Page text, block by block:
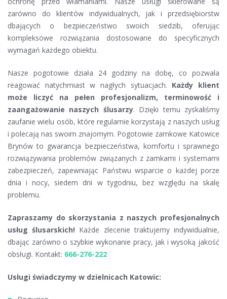
zarówno do klientów indywidualnych, jak i przedsiębiorstw
dbających o bezpieczeństwo swoich siedzib, oferując
kompleksowe rozwiązania dostosowane do specyficznych
wymagań każdego obiektu.
Nasze pogotowie działa 24 godziny na dobę, co pozwala
reagować natychmiast w nagłych sytuacjach. Każdy klient
może liczyć na pełen profesjonalizm, terminowość i
zaangażowanie naszych ślusarzy. Dzięki temu zyskaliśmy
zaufanie wielu osób, które regularnie korzystają z naszych usług
i polecają nas swoim znajomym. Pogotowie zamkowe Katowice
Brynów to gwarancja bezpieczeństwa, komfortu i sprawnego
rozwiązywania problemów związanych z zamkami i systemami
zabezpieczeń, zapewniając Państwu wsparcie o każdej porze
dnia i nocy, siedem dni w tygodniu, bez względu na skalę
problemu.
Zapraszamy do skorzystania z naszych profesjonalnych
usług ślusarskich! Każde zlecenie traktujemy indywidualnie,
dbając zarówno o szybkie wykonanie pracy, jak i wysoką jakość
obsługi. Kontakt: 666-276-222
Usługi świadczymy w dzielnicach Katowic: